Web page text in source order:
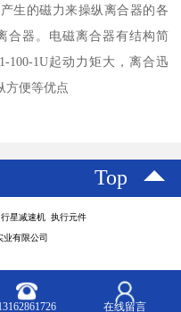
生的磁力来操纵离合器的各
合器。电磁离合器有结构简
100-1U起动力矩大，离合迅
方便等优点
Top
星减速机 执行元件
业有限公司
在线留言